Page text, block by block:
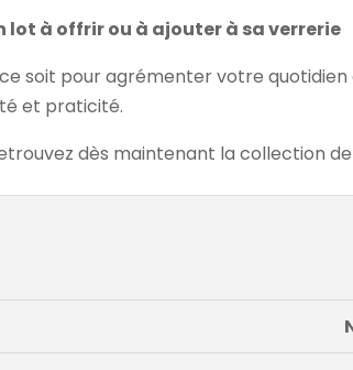
lot à offrir ou à ajouter à sa verrerie
soit pour agrémenter votre quotidien
et praticité.
dès maintenant la collection